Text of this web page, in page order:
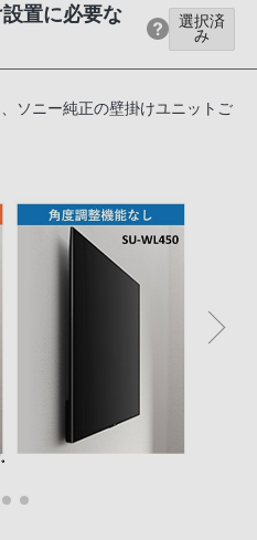
置に必要な
選択済
み
ソニー純正の壁掛けユニットご